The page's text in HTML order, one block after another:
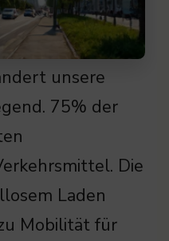
unsere
75% der
Die
Laden
Mobilität für